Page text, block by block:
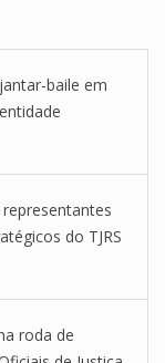
baile em
do TJRS
roda de